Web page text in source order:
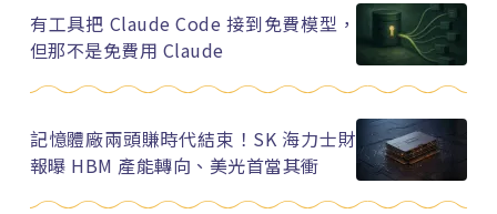
有工具把 Claude Code 接到免費模型，
但那不是免費用 Claude
記憶體廠兩頭賺時代結束！SK 海力士財
報曝 HBM 產能轉向、美光首當其衝